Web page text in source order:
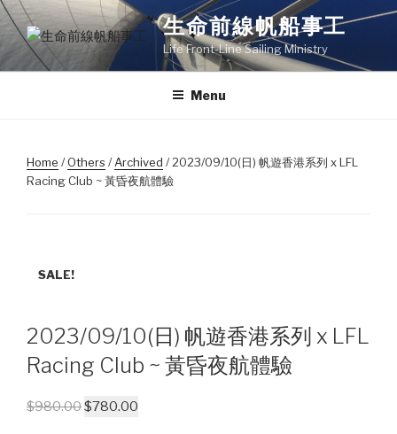
Skip
to
content
生命前線帆船事工
Life Front-Line Sailing Ministry
Menu
Home /Others /Archived / 2023/09/10(日) 帆遊香港系列 x LFL
Racing Club ~ 黃昏夜航體驗
SALE!
2023/09/10(日) 帆遊香港系列 x LFL
Racing Club ~ 黃昏夜航體驗
$980.00$780.00